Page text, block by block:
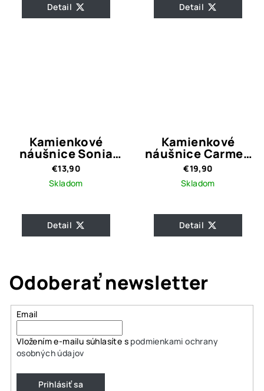
Detail Detail
Kamienkové
náušnice Sonia
Magenta
€13,90
Skladom
Detail
Kamienkové
náušnice Carmen
Blue with Colours
€19,90
Skladom
Detail
Odoberať newsletter
Email
Vložením e-mailu súhlasíte s podmienkami ochrany
osobných údajov
Prihlásiť sa